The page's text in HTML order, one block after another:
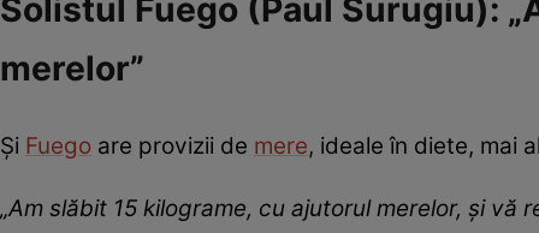
Solistul Fuego (Paul Surugiu):
merelor”
Și Fuego are provizii de mere, ideale în diete, mai
„Am slăbit 15 kilograme, cu ajutorul merelor, şi